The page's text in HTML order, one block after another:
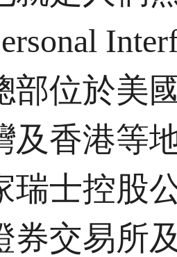
部位於美
及香港等
瑞士控股
券交易所